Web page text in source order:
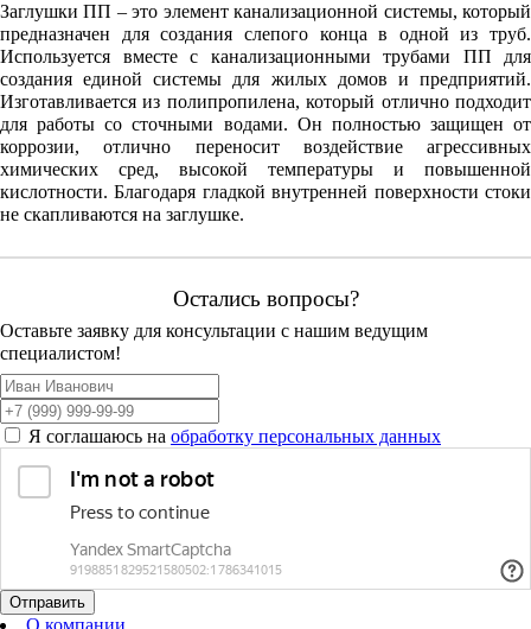
Заглушки ПП – это элемент канализационной системы, который
предназначен для создания слепого конца в одной из труб.
Используется вместе с канализационными трубами ПП для
создания единой системы для жилых домов и предприятий.
Изготавливается из полипропилена, который отлично подходит
для работы со сточными водами. Он полностью защищен от
коррозии, отлично переносит воздействие агрессивных
химических сред, высокой температуры и повышенной
кислотности. Благодаря гладкой внутренней поверхности стоки
не скапливаются на заглушке.
Остались вопросы?
Оставьте заявку для консультации с нашим ведущим
специалистом!
Я соглашаюсь на обработку персональных данных
Отправить
О компании